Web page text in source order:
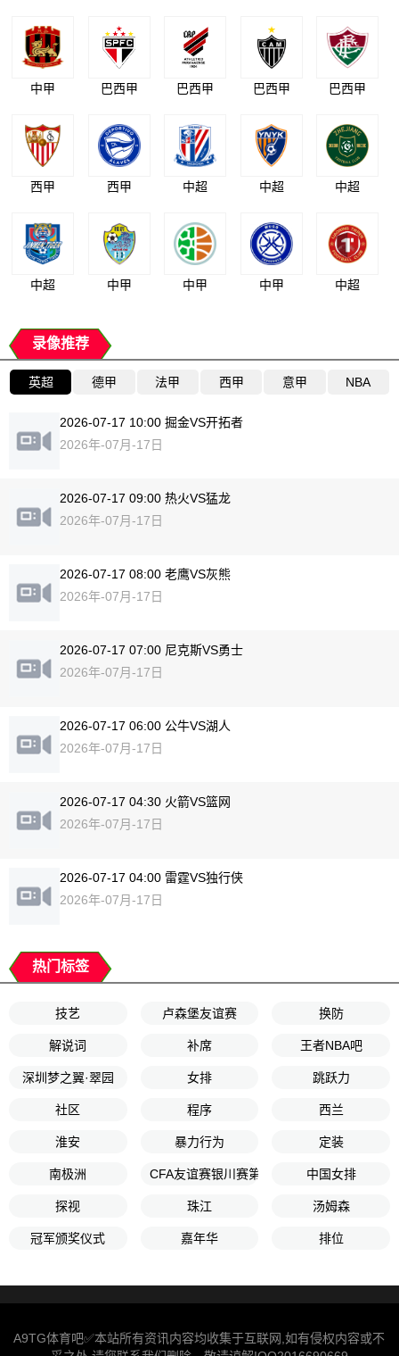
中甲 巴西甲 巴西甲 巴西甲 巴西甲
西甲 西甲 中超 中超 中超
中超 中甲 中甲 中甲 中超
录像推荐
英超 德甲 法甲 西甲 意甲 NBA
2026-07-17 10:00 掘金VS开拓者
2026年-07月-17日
2026-07-17 09:00 热火VS猛龙
2026年-07月-17日
2026-07-17 08:00 老鹰VS灰熊
2026年-07月-17日
2026-07-17 07:00 尼克斯VS勇士
2026年-07月-17日
2026-07-17 06:00 公牛VS湖人
2026年-07月-17日
2026-07-17 04:30 火箭VS篮网
2026年-07月-17日
2026-07-17 04:00 雷霆VS独行侠
2026年-07月-17日
热门标签
技艺 卢森堡友谊赛 换防
解说词 补席 王者NBA吧
深圳梦之翼·翠园 女排 跳跃力
社区 程序 西兰
淮安 暴力行为 定装
南极洲 CFA友谊赛银川赛第2轮 中国女排
探视 珠江 汤姆森
冠军颁奖仪式 嘉年华 排位
A9TG体育吧✅本站所有资讯内容均收集于互联网,如有侵权内容或不